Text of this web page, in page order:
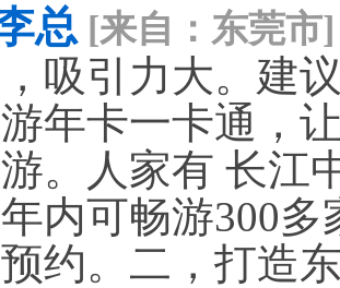
总 [来自：东莞市]
吸引力大。建
年卡一卡通，
。人家有 长江
内可畅游300
约。二，打造